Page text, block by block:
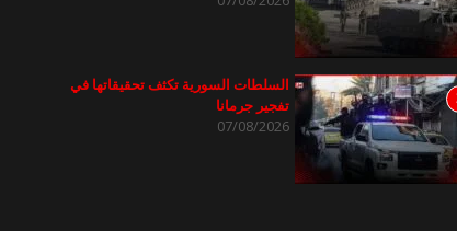
السلطات السورية تكثف تحقيقاتها في
تفجير جرمانا
07/08/2026